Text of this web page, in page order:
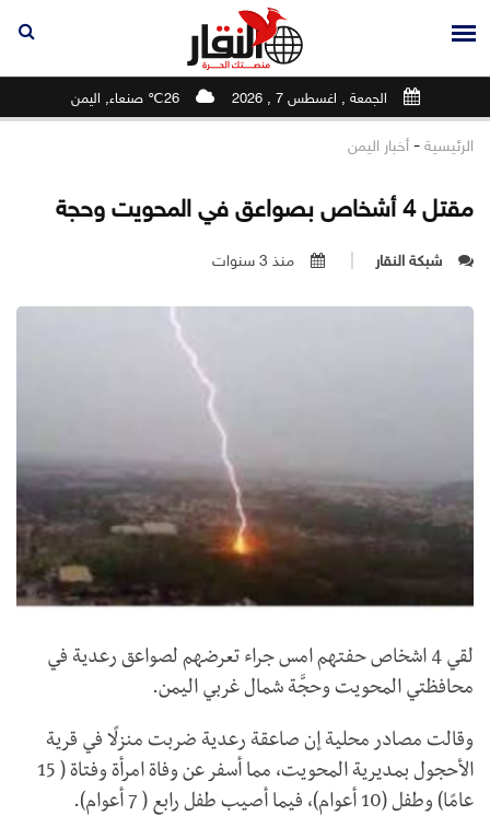
الجمعة , اغسطس 7 , 2026 26℃ صنعاء, اليمن
الرئيسية - أخبار اليمن
مقتل 4 أشخاص بصواعق في المحويت وحجة
شبكة النقار منذ 3 سنوات
لقي 4 اشخاص حفتهم امس جراء تعرضهم لصواعق رعدية في
محافظتي المحويت وحجَّة شمال غربي اليمن.
وقالت مصادر محلية إن صاعقة رعدية ضربت منزلًا في قرية
الأحجول بمديرية المحويت، مما أسفر عن وفاة امرأة وفتاة ( 15
عامًا) وطفل (10 أعوام)، فيما أصيب طفل رابع ( 7 أعوام).